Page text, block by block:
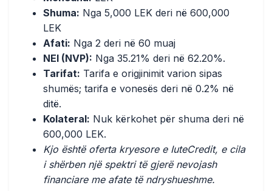
Shuma: Nga 5,000 LEK deri në 600,000
LEK
Afati: Nga 2 deri në 60 muaj
NEI (NVP): Nga 35.21% deri në 62.20%.
Tarifat: Tarifa e origjinimit varion sipas
shumës; tarifa e vonesës deri në 0.2% në
ditë.
Kolateral: Nuk kërkohet për shuma deri në
600,000 LEK.
Kjo është oferta kryesore e IuteCredit, e cila
i shërben një spektri të gjerë nevojash
financiare me afate të ndryshueshme.